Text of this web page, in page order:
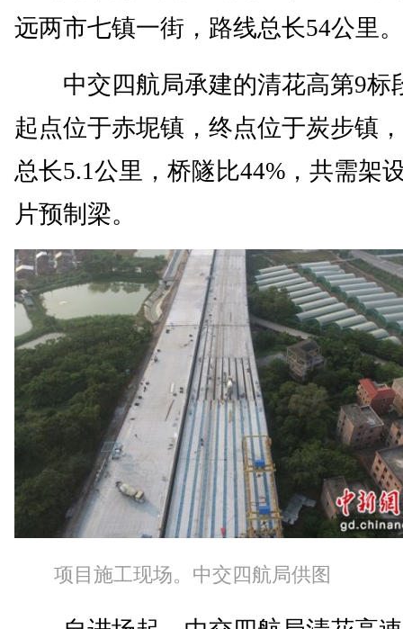
远两市七镇一街，路线总长54公里。
中交四航局承建的清花高第9标
起点位于赤坭镇，终点位于炭步镇
总长5.1公里，桥隧比44%，共需架
片预制梁。
项目施工现场。中交四航局供图